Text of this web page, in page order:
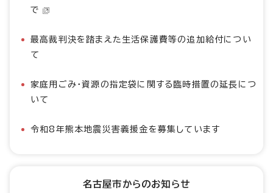
で
最高裁判決を踏まえた生活保護費等の追加給付につい
て
家庭用ごみ・資源の指定袋に関する臨時措置の延長につ
いて
令和8年熊本地震災害義援金を募集しています
名古屋市からのお知らせ